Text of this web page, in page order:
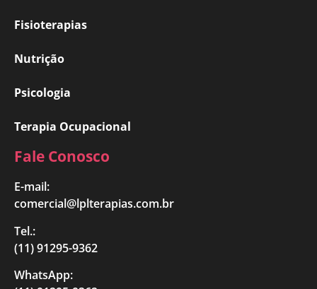
Fisioterapias
Nutrição
Psicologia
Terapia Ocupacional
Fale Conosco
E-mail:
comercial@lplterapias.com.br
Tel.:
(11) 91295-9362
WhatsApp: